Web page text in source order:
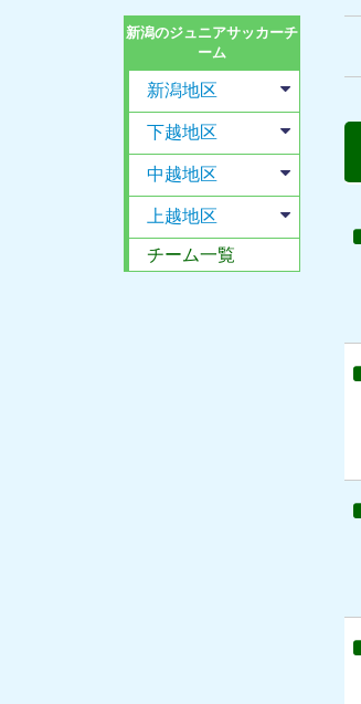
新潟のジュニアサッカーチ
ーム
新潟地区
下越地区
中越地区
上越地区
チーム一覧